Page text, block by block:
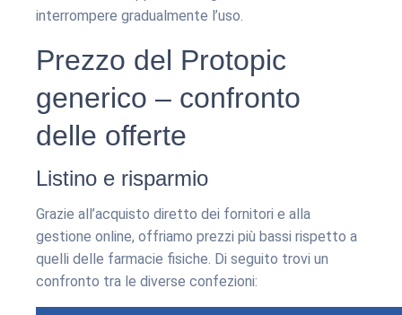
interrompere gradualmente l’uso.
Prezzo del Protopic
generico – confronto
delle offerte
Listino e risparmio
Grazie all’acquisto diretto dei fornitori e alla
gestione online, offriamo prezzi più bassi rispetto a
quelli delle farmacie fisiche. Di seguito trovi un
confronto tra le diverse confezioni: